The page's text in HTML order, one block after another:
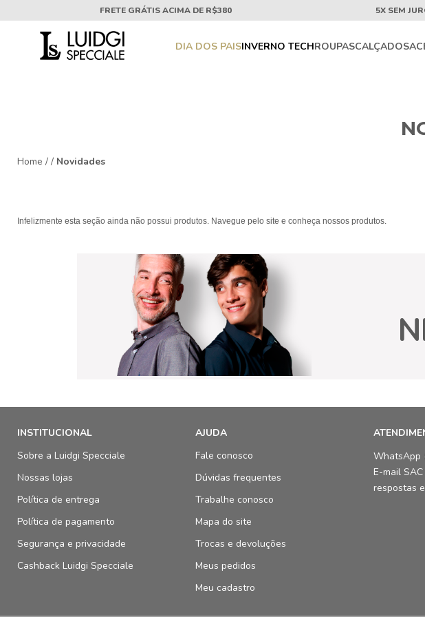
FRETE GRÁTIS ACIMA DE R$380 5X SEM
DIA DOS PAISINVERNO TECHROUPASCALÇADOS
Home / / Novidades
Infelizmente esta seção ainda não possui produtos. Navegue pelo site e conheça nossos produtos.
INSTITUCIONAL
Sobre a Luidgi Specciale
Nossas lojas
Política de entrega
Política de pagamento
Segurança e privacidade
Cashback Luidgi Specciale
AJUDA
Fale conosco
Dúvidas frequentes
Trabalhe conosco
Mapa do site
Trocas e devoluções
Meus pedidos
Meu cadastro
WhatsApp
E-mail
respostas